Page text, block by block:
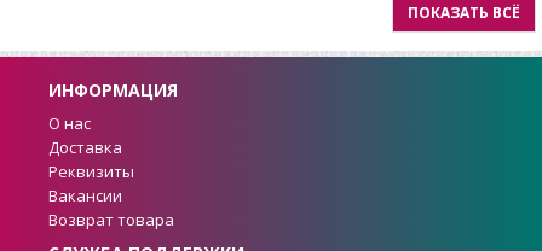
ПОКАЗАТЬ ВСЁ
ИНФОРМАЦИЯ
О нас
Доставка
Реквизиты
Вакансии
Возврат товара